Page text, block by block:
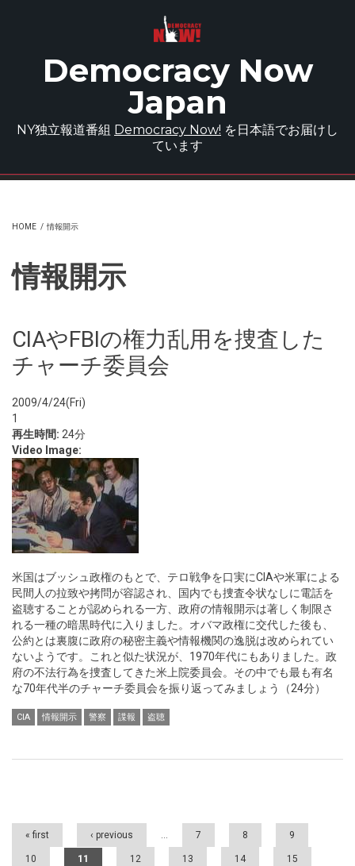
Democracy Now
Japan
NY独立報道番組 Democracy Now! を日本語でお届けし
ています
HOME / 情報開示
情報開示
CIAやFBIの権力乱用を捜査した
チャーチ委員会
2009/4/24(Fri)
1
再生時間: 24分
Video Image:
米国はブッシュ政権のもとで、テロ戦争を口実にCIAや米軍による
民間人の拉致や拷問が容認され、国内でも捜査令状なしに電話を
盗聴することが認められる一方、政府の情報開示は著しく制限さ
れる一種の暗黒時代に入りました。オバマ政権に交代した後も、
公約とは裏腹に政府の秘密主義や情報機関の逸脱は改められてい
ないようです。これと似た状況が、1970年代にもありました。政
府の不法行為を捜査してきた米上院委員会。その中でも最も有名
な70年代半のチャーチ委員会を振り返ってみましょう（24分）
CIA 情報開示 警察 諜報 盗聴
Pages
« first ‹ previous … 7 8 9
10 11 12 13 14 15